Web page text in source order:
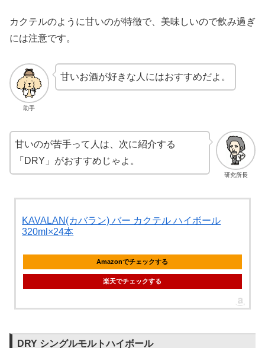
カクテルのように甘いのが特徴で、美味しいので飲み過ぎ
には注意です。
助手
甘いお酒が好きな人にはおすすめだよ。
研究所長
甘いのが苦手って人は、次に紹介する
「DRY」がおすすめじゃよ。
KAVALAN(カバラン) バー カクテル ハイボール
320ml×24本
Amazonでチェックする
楽天でチェックする
DRY シングルモルトハイボール